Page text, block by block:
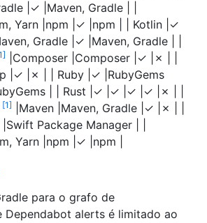
|✓ |Maven, Gradle | |
Yarn |npm |✓ |npm | | Kotlin |✓
Gradle |✓ |Maven, Gradle | |
|Composer |Composer |✓ |✗ | |
|✓ |✗ | | Ruby |✓ |RubyGems
| | Rust |✓ |✓ |✓ |✓ |✗ | |
1
|Maven |Maven, Gradle |✓ |✗ | |
Package Manager | |
Yarn |npm |✓ |npm |
para o grafo de
Dependabot alerts é limitado ao